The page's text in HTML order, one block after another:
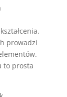
prowadzi
to prosta